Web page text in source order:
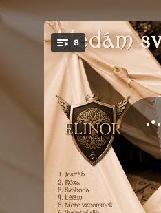
You're all set!
8
.